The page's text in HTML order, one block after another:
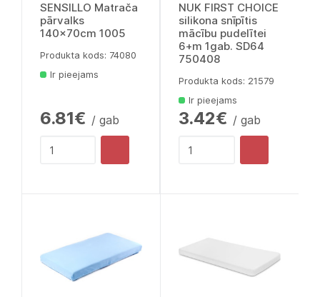
SENSILLO Matrača
pārvalks
140x70cm 1005
Produkta kods: 74080
Ir pieejams
6.81€ / gab
NUK FIRST CHOICE
silikona snīpītis
mācību pudelītei
6+m 1gab. SD64
750408
Produkta kods: 21579
Ir pieejams
3.42€ / gab